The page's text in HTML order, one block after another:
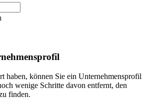
haben, können Sie ein Unternehmensprofil
wenige Schritte davon entfernt, den
finden.